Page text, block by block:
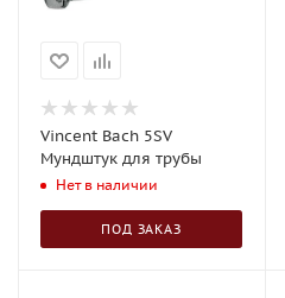
Vincent Bach 5SV
Мундштук для трубы
Нет в наличии
ПОД ЗАКАЗ